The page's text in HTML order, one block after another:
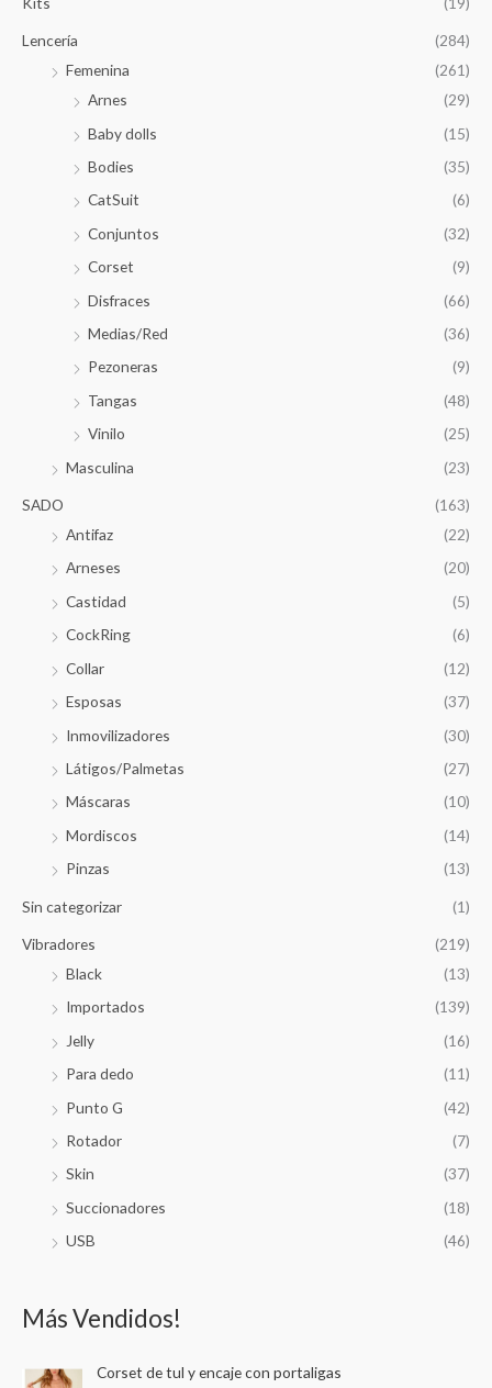
Lencería
(284)
Femenina
(261)
Arnes
(29)
Baby dolls
(15)
Bodies
(35)
CatSuit
(6)
Conjuntos
(32)
Corset
(9)
Disfraces
(66)
Medias/Red
(36)
Pezoneras
(9)
Tangas
(48)
Vinilo
(25)
Masculina
(23)
SADO
(163)
Antifaz
(22)
Arneses
(20)
Castidad
(5)
CockRing
(6)
Collar
(12)
Esposas
(37)
Inmovilizadores
(30)
Látigos/Palmetas
(27)
Máscaras
(10)
Mordiscos
(14)
Pinzas
(13)
Sin categorizar (1)
Vibradores
(219)
Black
(13)
Importados
(139)
Jelly
(16)
Para dedo
(11)
Punto G
(42)
Rotador
(7)
Skin
(37)
Succionadores
(18)
USB
(46)
Más Vendidos!
Corset de tul y encaje con portaligas